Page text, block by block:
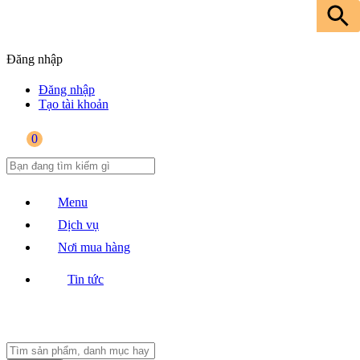
Đăng nhập
Đăng nhập
Tạo tài khoản
0
Menu
Dịch vụ
Nơi mua hàng
Tin tức